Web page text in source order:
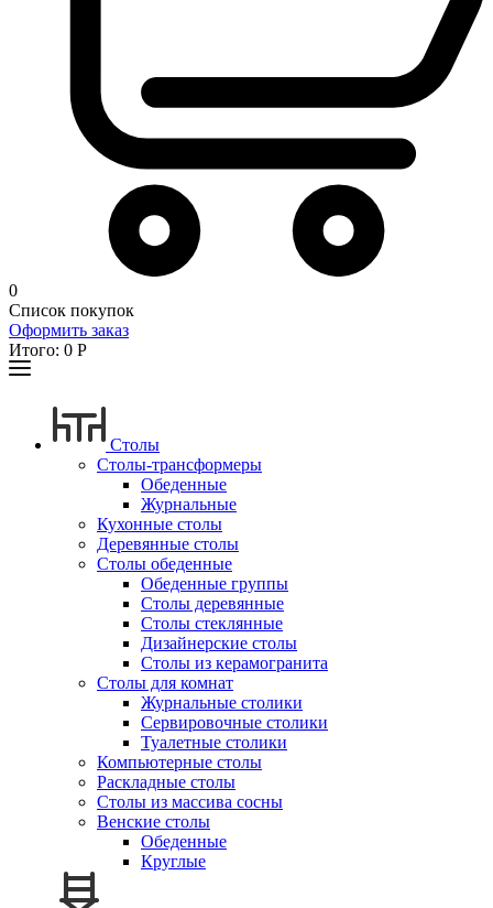
0
Список покупок
Оформить заказ
Итого: 0 Р
Столы
Столы-трансформеры
Обеденные
Журнальные
Кухонные столы
Деревянные столы
Столы обеденные
Обеденные группы
Столы деревянные
Столы стеклянные
Дизайнерские столы
Столы из керамогранита
Столы для комнат
Журнальные столики
Сервировочные столики
Туалетные столики
Компьютерные столы
Раскладные столы
Столы из массива сосны
Венские столы
Обеденные
Круглые